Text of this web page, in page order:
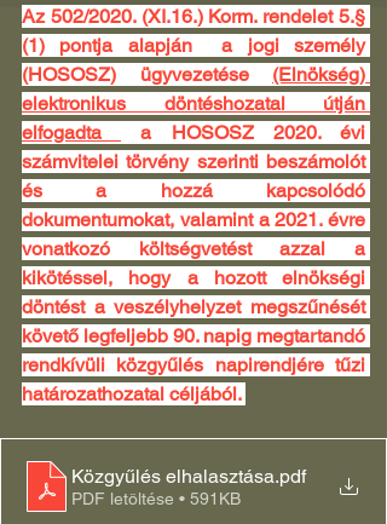
Az 502/2020. (XI.16.) Korm. rendelet 5.§
(1) pontja alapján  a jogi személy
(HOSOSZ) ügyvezetése (Elnökség)
elektronikus döntéshozatal útján
elfogadta
a HOSOSZ 2020. évi
számvitelei törvény szerinti beszámolót
és a hozzá kapcsolódó
dokumentumokat, valamint a 2021. évre
vonatkozó költségvetést azzal a
kikötéssel, hogy a hozott elnökségi
döntést a veszélyhelyzet megszűnését
követő legfeljebb 90. napig megtartandó
rendkívüli közgyűlés napirendjére tűzi
határozathozatal céljából.
Közgyűlés elhalasztása.pdf
PDF letöltése • 591KB